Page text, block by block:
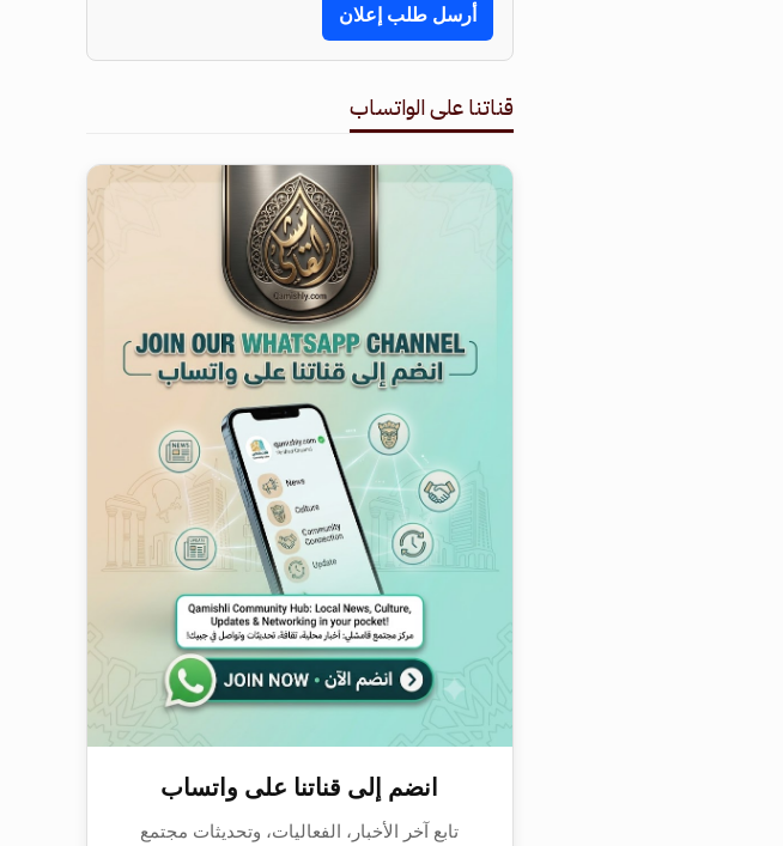
أرسل طلب إعلان
قناتنا على الواتساب
انضم إلى قناتنا على واتساب
تابع آخر الأخبار، الفعاليات، وتحديثات مجتمع